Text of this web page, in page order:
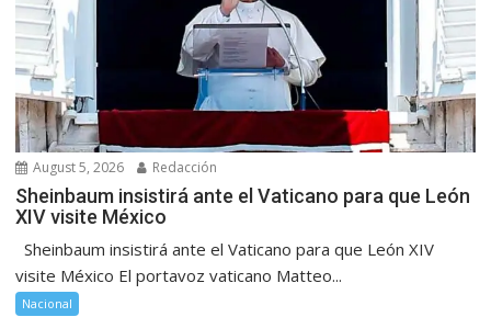
August 5, 2026 Redacción
Sheinbaum insistirá ante el Vaticano para que León
XIV visite México
Sheinbaum insistirá ante el Vaticano para que León XIV
visite México El portavoz vaticano Matteo...
Nacional